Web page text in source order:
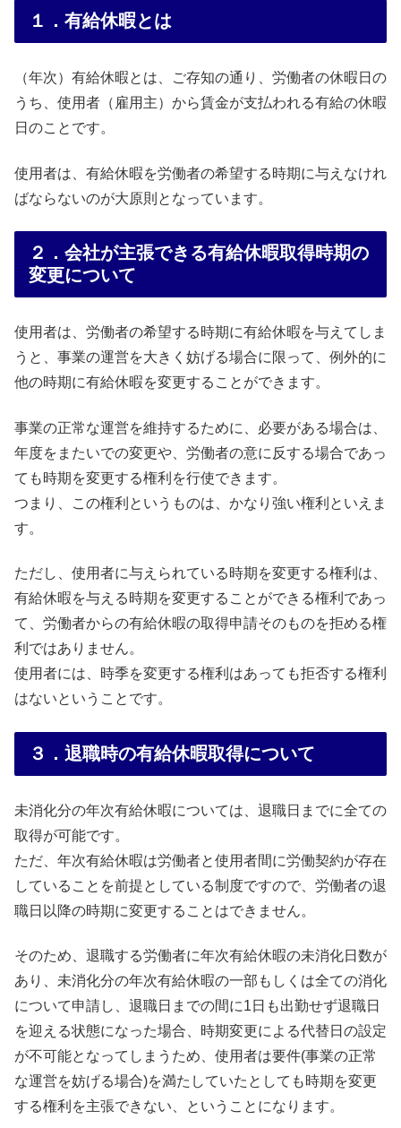
１．有給休暇とは
（年次）有給休暇とは、ご存知の通り、労働者の休暇日の
うち、使用者（雇用主）から賃金が支払われる有給の休暇
日のことです。
使用者は、有給休暇を労働者の希望する時期に与えなけれ
ばならないのが大原則となっています。
２．会社が主張できる有給休暇取得時期の
変更について
使用者は、労働者の希望する時期に有給休暇を与えてしま
うと、事業の運営を大きく妨げる場合に限って、例外的に
他の時期に有給休暇を変更することができます。
事業の正常な運営を維持するために、必要がある場合は、
年度をまたいでの変更や、労働者の意に反する場合であっ
ても時期を変更する権利を行使できます。
つまり、この権利というものは、かなり強い権利といえま
す。
ただし、使用者に与えられている時期を変更する権利は、
有給休暇を与える時期を変更することができる権利であっ
て、労働者からの有給休暇の取得申請そのものを拒める権
利ではありません。
使用者には、時季を変更する権利はあっても拒否する権利
はないということです。
３．退職時の有給休暇取得について
未消化分の年次有給休暇については、退職日までに全ての
取得が可能です。
ただ、年次有給休暇は労働者と使用者間に労働契約が存在
していることを前提としている制度ですので、労働者の退
職日以降の時期に変更することはできません。
そのため、退職する労働者に年次有給休暇の未消化日数が
あり、未消化分の年次有給休暇の一部もしくは全ての消化
について申請し、退職日までの間に1日も出勤せず退職日
を迎える状態になった場合、時期変更による代替日の設定
が不可能となってしまうため、使用者は要件(事業の正常
な運営を妨げる場合)を満たしていたとしても時期を変更
する権利を主張できない、ということになります。